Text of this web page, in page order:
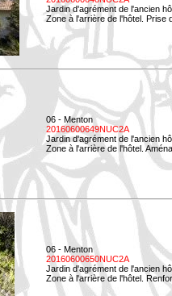
Jardin d'agrément de l'ancien
Zone à l'arrière de l'hôtel. Prise
06 - Menton
20160600649NUC2A
Jardin d'agrément de l'ancien
Zone à l'arrière de l'hôtel.
06 - Menton
20160600650NUC2A
Jardin d'agrément de l'ancien
Zone à l'arrière de l'hôtel.